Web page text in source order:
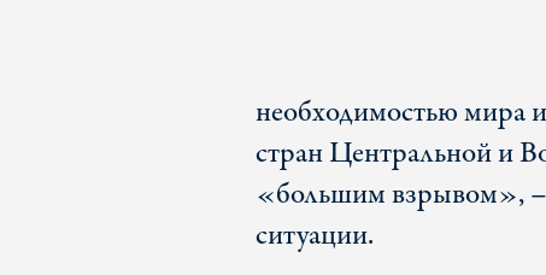
необходимостью мира
стран Центральной и
«большим взрывом»,
ситуации.